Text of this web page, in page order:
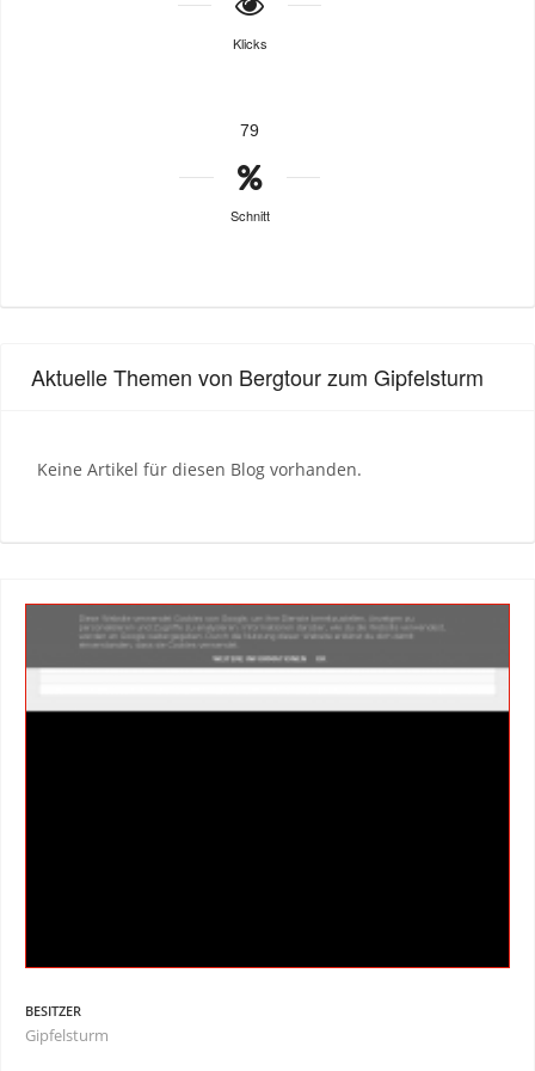
Klicks
79
Schnitt
Aktuelle Themen von Bergtour zum Gipfelsturm
Keine Artikel für diesen Blog vorhanden.
BESITZER
Gipfelsturm